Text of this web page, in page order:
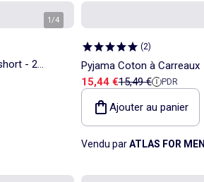
1/4
- 2
(2)
Prix de vente
15,44 €Prix de référence
15,49 € PDR
Ajouter au panier
Vendu parATLAS FOR MEN